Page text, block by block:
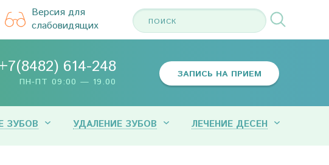
Версия для
слабовидящих
614-248
ПН-ПТ 09:00 — 19.00
ЗАПИСЬ НА ПРИЕМ
ЗУБОВ УДАЛЕНИЕ ЗУБОВ ЛЕЧЕНИЕ ДЕСЕН